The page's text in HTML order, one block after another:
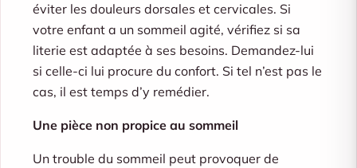
éviter les douleurs dorsales et cervicales. Si
votre enfant a un sommeil agité, vérifiez si sa
literie est adaptée à ses besoins. Demandez-lui
si celle-ci lui procure du confort. Si tel n’est pas le
cas, il est temps d’y remédier.
Une pièce non propice au sommeil
Un trouble du sommeil peut provoquer de